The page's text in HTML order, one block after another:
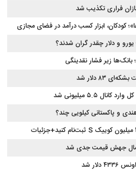
فراری تکذیب شد
کودکان، ابزار کسب درآمد در فضای مجازی
و دلار چقدر گران شدند؟
زیر فشار نقدینگی
۸۳ دلار شد
۵.۵ میلیونی شد
و پاکستانی کیلویی چند؟
جهش قیمت جدی شد
شد